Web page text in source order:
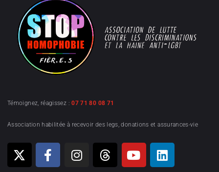
Témoignez, réagissez :07 71 80 08 71
Association habilitée à recevoir des legs, donations et assurances-vie